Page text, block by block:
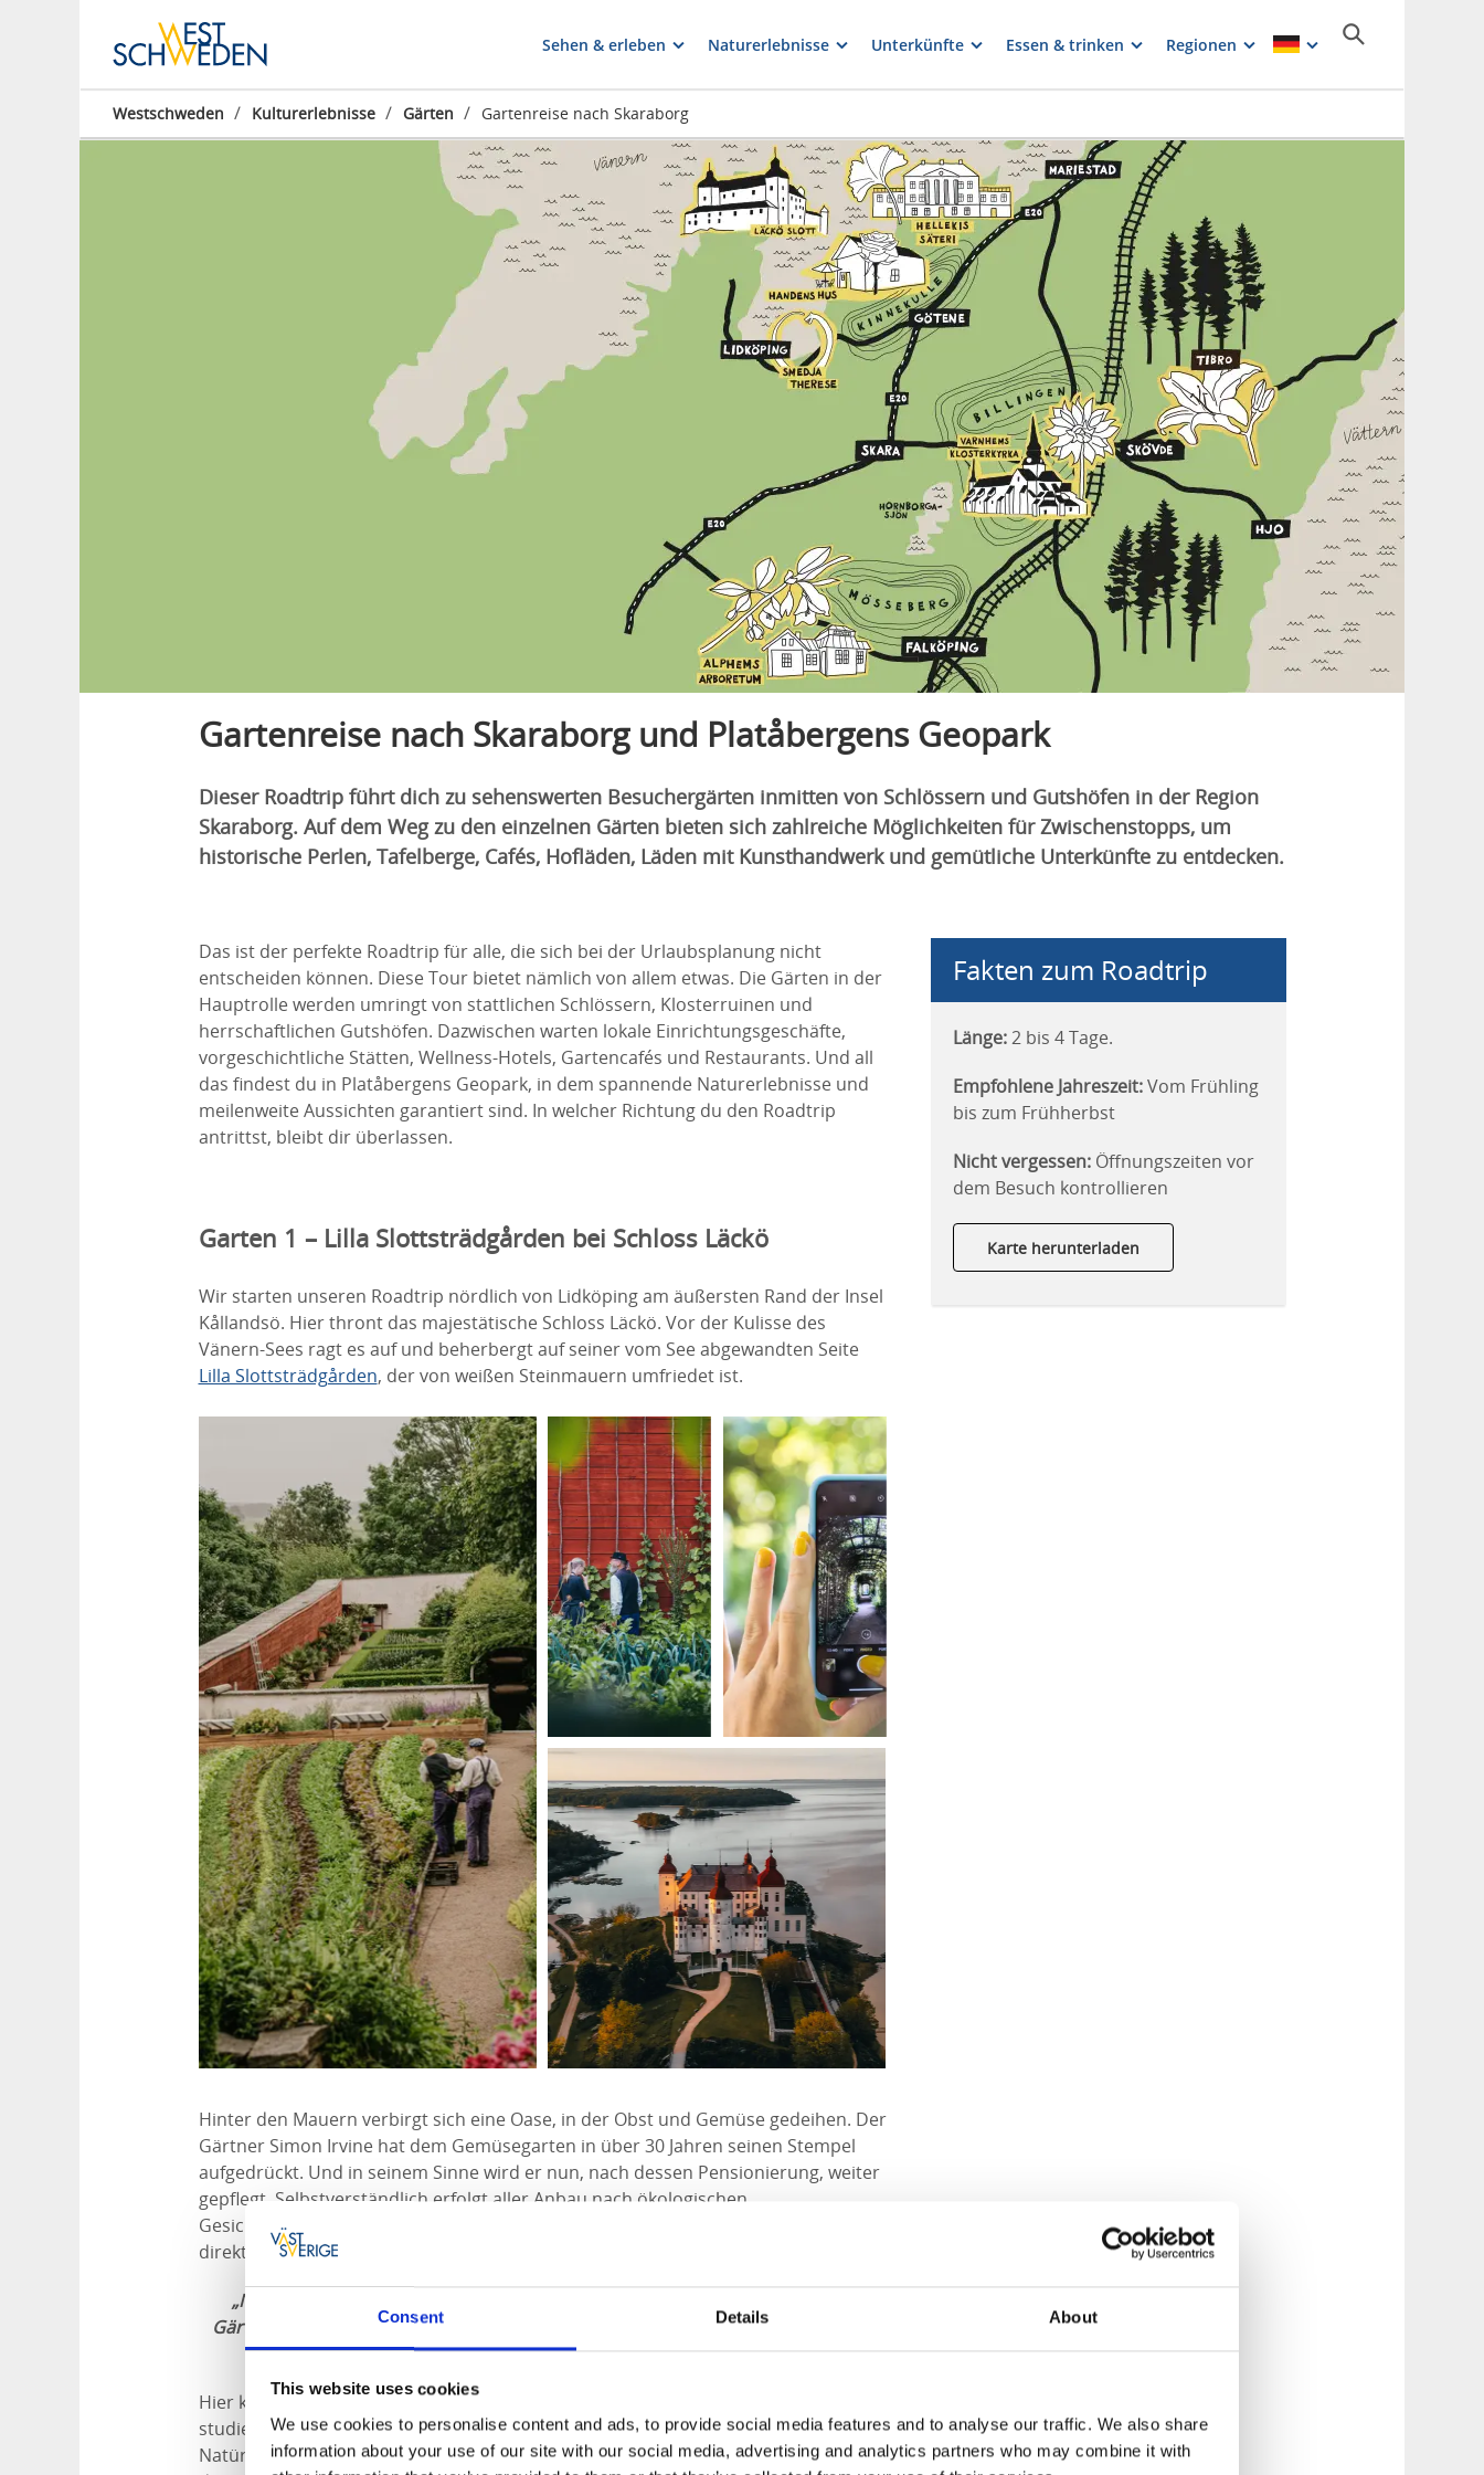
Consent Details About
This website uses cookies
We use cookies to personalise content and ads, to provide social media features and to analyse our traffic. We also share
information about your use of our site with our social media, advertising and analytics partners who may combine it with
Sehen & erleben Naturerlebnisse Unterkünfte Essen & trinken Regionen
Westschweden / Kulturerlebnisse / Gärten / Gartenreise nach Skaraborg
Gartenreise nach Skaraborg und Platåbergens Geopark
Dieser Roadtrip führt dich zu sehenswerten Besuchergärten inmitten von Schlössern und Gutshöfen in der Region
Skaraborg. Auf dem Weg zu den einzelnen Gärten bieten sich zahlreiche Möglichkeiten für Zwischenstopps, um
historische Perlen, Tafelberge, Cafés, Hofläden, Läden mit Kunsthandwerk und gemütliche Unterkünfte zu entdecken.
Das ist der perfekte Roadtrip für alle, die sich bei der Urlaubsplanung nicht
entscheiden können. Diese Tour bietet nämlich von allem etwas. Die Gärten in der
Hauptrolle werden umringt von stattlichen Schlössern, Klosterruinen und
herrschaftlichen Gutshöfen. Dazwischen warten lokale Einrichtungsgeschäfte,
vorgeschichtliche Stätten, Wellness-Hotels, Gartencafés und Restaurants. Und all
das findest du in Platåbergens Geopark, in dem spannende Naturerlebnisse und
meilenweite Aussichten garantiert sind. In welcher Richtung du den Roadtrip
antrittst, bleibt dir überlassen.
Garten 1 – Lilla Slottsträdgården bei Schloss Läckö
Wir starten unseren Roadtrip nördlich von Lidköping am äußersten Rand der Insel
Kållandsö. Hier thront das majestätische Schloss Läckö. Vor der Kulisse des
Vänern-Sees ragt es auf und beherbergt auf seiner vom See abgewandten Seite
Lilla Slottsträdgården, der von weißen Steinmauern umfriedet ist.
Hinter den Mauern verbirgt sich eine Oase, in der Obst und Gemüse gedeihen. Der
Gärtner Simon Irvine hat dem Gemüsegarten in über 30 Jahren seinen Stempel
aufgedrückt. Und in seinem Sinne wird er nun, nach dessen Pensionierung, weiter
gepflegt. Selbstverständlich erfolgt aller Anbau nach ökologischen
Gesichtspunkten, und nach der Ernte finden die produzierte Gemüse ihren Weg
direkt in die Küche zur Zubereitung. Das ist regionale Produktion in Reinform.
„Nichts wird dem Zufall überlassen. Die Erde wird von unseren geschickten
Gärtnern sorgfältig von Hand umgestochen und im Herbst legen wir unter dem
Walnussbaum ein Komposthaufen an.“
Hier kannst du eine ganze Weile umherstreifen und den Gemüsegarten eingehend
studieren, bevor es Zeit für eine Kaffeepause im Café Stallet oder Victoriahuset ist.
Natürlich sollte auch noch Zeit für eine geführte Schlossbesichtigung sein, wenn
Fakten zum Roadtrip
Länge:2 bis 4 Tage.
Empfohlene Jahreszeit:Vom Frühling
bis zum Frühherbst
Nicht vergessen:Öffnungszeiten vor
dem Besuch kontrollieren
Karte herunterladen